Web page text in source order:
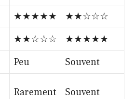
★★★★★
★★☆☆☆
★★☆☆☆
★★★★★
Peu
Souvent
Rarement Souvent